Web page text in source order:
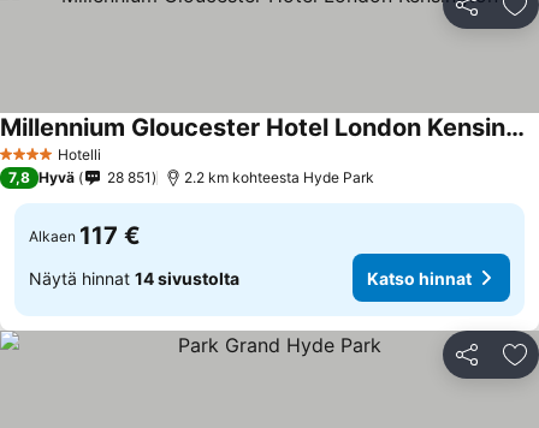
Jaa
4 Tähtiluokitus
Hotelli
Millennium Gloucester Hotel London Kensington
Katso hinnat
7,8 Hyvä 28 851 2.2 km kohteesta Hyde Park
Alkaen 117 €
Näytä hinnat 14 sivustolta Katso hinnat
Jaa